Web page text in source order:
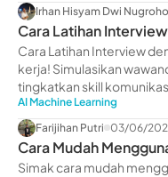
Irhan Hisyam Dwi Nugroho
Cara Latihan
Wawancara
Cara Latihan Interview
kerja! Simulasikan
tingkatkan skill
AI Machine Learning
Farijihan Putri 03/06/
Cara Mudah
dan Flow
Simak cara mudah